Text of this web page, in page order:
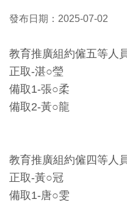
博
參
觀
資
訊
覽
資
訊
發布日期：2025-07-02
教育推廣組約僱五等人
正取-湛○瑩
備取1-張○柔
備取2-黃○龍
教育推廣組約僱四等人
正取-黃○冠
備取1-唐○雯